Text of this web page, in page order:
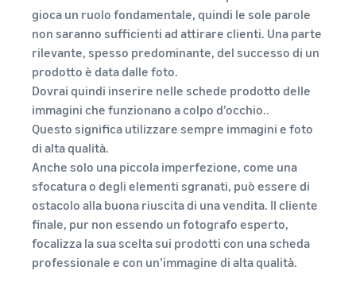
gioca un ruolo fondamentale, quindi le sole parole
non saranno sufficienti ad attirare clienti. Una parte
rilevante, spesso predominante, del successo di un
prodotto è data dalle foto.
Dovrai quindi inserire nelle schede prodotto delle
immagini che funzionano a colpo d’occhio..
Questo significa utilizzare sempre immagini e foto
di alta qualità.
Anche solo una piccola imperfezione, come una
sfocatura o degli elementi sgranati, può essere di
ostacolo alla buona riuscita di una vendita. Il cliente
finale, pur non essendo un fotografo esperto,
focalizza la sua scelta sui prodotti con una scheda
professionale e con un’immagine di alta qualità.